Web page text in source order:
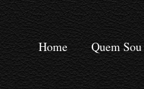
Home Quem Sou